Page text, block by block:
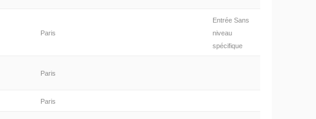
Paris
Entrée Sans
niveau
spécifique
Paris
Paris